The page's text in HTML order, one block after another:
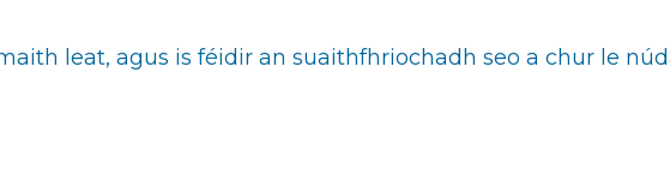
leat, agus is féidir an suaithfhriochadh seo a chur le